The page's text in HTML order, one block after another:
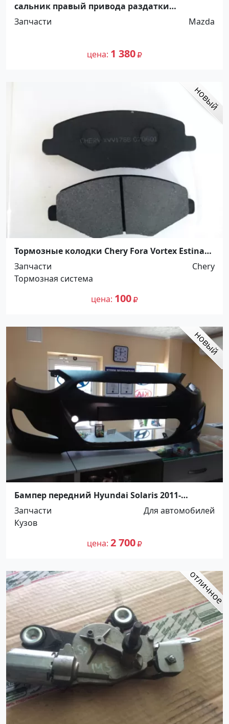
сальник правый привода раздатки
KN0127398 г. Краснодар
Запчасти Mazda
цена 1 380
Тормозные колодки Chery Fora Vortex Estina
Краснодар
Запчасти
Chery
Тормозная система
цена 100
Бампер передний Hyundai Solaris 2011-
Краснодар
Запчасти
Для автомобилей
Кузов
цена 2 700